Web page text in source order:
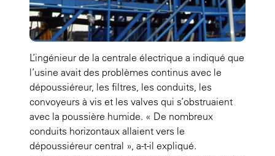
L’ingénieur de la centrale électrique a indiqué que
l’usine avait des problèmes continus avec le
dépoussiéreur, les filtres, les conduits, les
convoyeurs à vis et les valves qui s’obstruaient
avec la poussière humide. « De nombreux
conduits horizontaux allaient vers le
dépoussiéreur central », a-t-il expliqué.